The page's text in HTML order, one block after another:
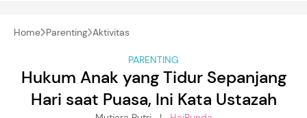
Home Parenting Aktivitas
PARENTING
Hukum Anak yang Tidur Sepanjang
Hari saat Puasa, Ini Kata Ustazah